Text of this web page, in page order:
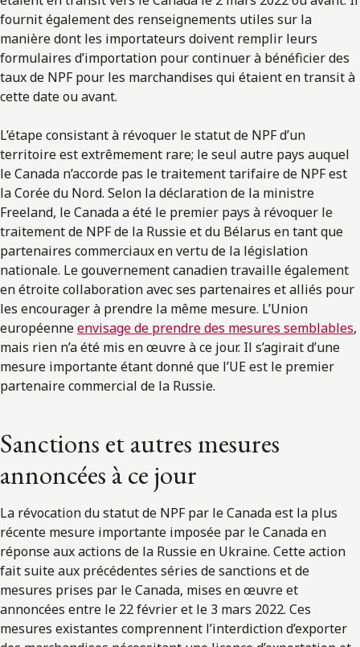
fournit également des renseignements utiles sur la
manière dont les importateurs doivent remplir leurs
formulaires d’importation pour continuer à bénéficier des
taux de NPF pour les marchandises qui étaient en transit à
cette date ou avant.
L’étape consistant à révoquer le statut de NPF d’un
territoire est extrêmement rare; le seul autre pays auquel
le Canada n’accorde pas le traitement tarifaire de NPF est
la Corée du Nord. Selon la déclaration de la ministre
Freeland, le Canada a été le premier pays à révoquer le
traitement de NPF de la Russie et du Bélarus en tant que
partenaires commerciaux en vertu de la législation
nationale. Le gouvernement canadien travaille également
en étroite collaboration avec ses partenaires et alliés pour
les encourager à prendre la même mesure. L’Union
européenneenvisage de prendre des mesures semblables,
mais rien n’a été mis en œuvre à ce jour. Il s’agirait d’une
mesure importante étant donné que l’UE est le premier
partenaire commercial de la Russie.
Sanctions et autres mesures
annoncées à ce jour
La révocation du statut de NPF par le Canada est la plus
récente mesure importante imposée par le Canada en
réponse aux actions de la Russie en Ukraine. Cette action
fait suite aux précédentes séries de sanctions et de
mesures prises par le Canada, mises en œuvre et
annoncées entre le 22 février et le 3 mars 2022. Ces
mesures existantes comprennent l’interdiction d’exporter